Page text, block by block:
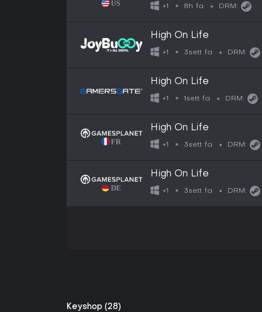
+1 8h fa DRM:
High On Life
+1 3sett fa DRM:
High On Life
+1 1sett fa DRM:
High On Life
+1 3sett fa DRM:
High On Life
+1 3sett fa DRM:
Keyshop (28)